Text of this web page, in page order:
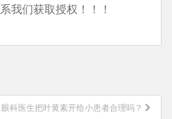
我们获取授权！！！
科医生把叶黄素开给小患者合理吗？